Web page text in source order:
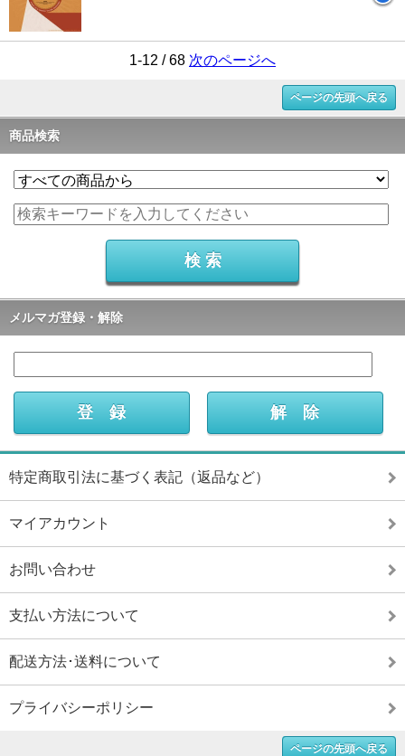
1-12 / 68 次のページへ
ページの先頭へ戻る
商品検索
メルマガ登録・解除
特定商取引法に基づく表記（返品など）
マイアカウント
お問い合わせ
支払い方法について
配送方法･送料について
プライバシーポリシー
ページの先頭へ戻る